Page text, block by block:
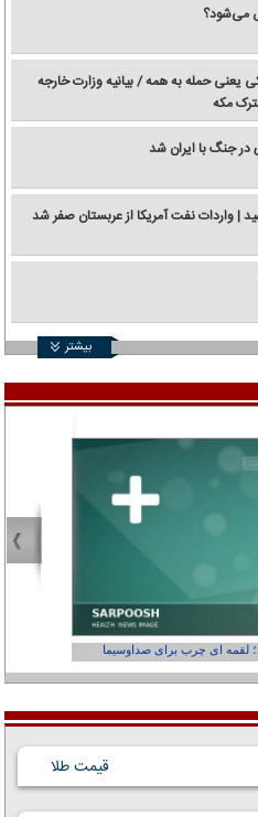
می‌شود؟
یعنی حمله به همه / بیانیه وزارت خارجه
مکه
در جنگ با ایران شد
بیشتر
لقمه ای چرب برای صداوسیما
قیمت طلا